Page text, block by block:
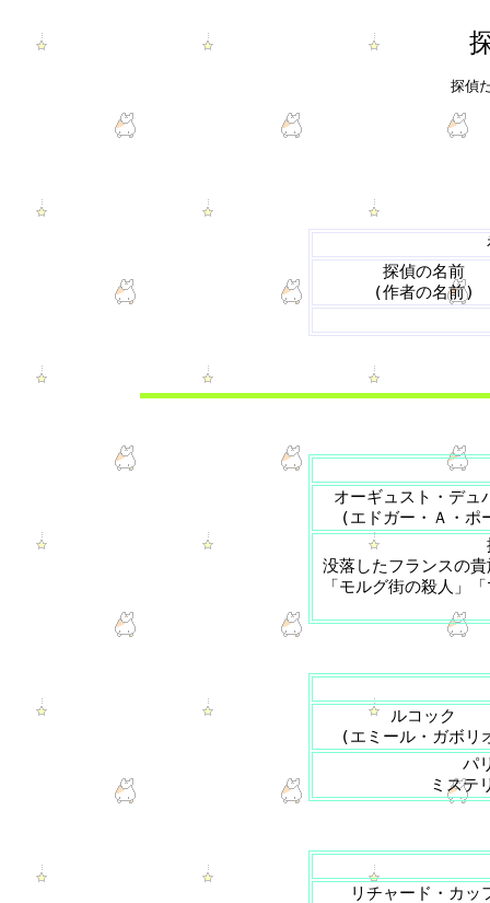
探偵
探偵の名前
(作者の名前)
オーギュスト・デュ
(エドガー・Ａ・ポ
没落したフランスの
「モルグ街の殺人」
ルコック
(エミール・ガボリ
パ
ミステ
リチャード・カッ